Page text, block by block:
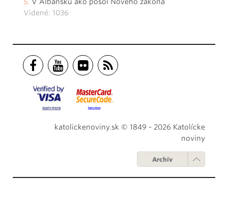
V Albánsku ako posol Nového zákona
Videné: 1036
katolickenoviny.sk © 1849 - 2026 Katolícke
noviny
Archív